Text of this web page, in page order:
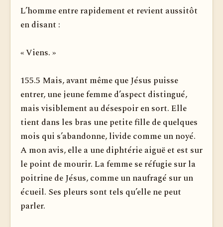
L’homme entre rapidement et revient aussitôt
en disant :
« Viens. »
155.5 Mais, avant même que Jésus puisse
entrer, une jeune femme d’aspect distingué,
mais visiblement au désespoir en sort. Elle
tient dans les bras une petite fille de quelques
mois qui s’abandonne, livide comme un noyé.
A mon avis, elle a une diphtérie aiguë et est sur
le point de mourir. La femme se réfugie sur la
poitrine de Jésus, comme un naufragé sur un
écueil. Ses pleurs sont tels qu’elle ne peut
parler.